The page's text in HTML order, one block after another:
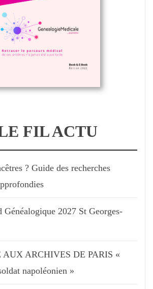
FIL ACTU
? Guide des recherches
Généalogique 2027 St Georges-
AUX ARCHIVES DE PARIS «
napoléonien »